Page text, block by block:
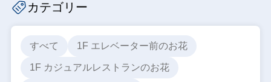
カテゴリー
すべて 1F エレベーター前のお花
1F カジュアルレストランのお花